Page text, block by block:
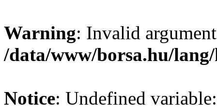
Warning: Invalid
/data/www/borsa.hu/
Notice: Undefined